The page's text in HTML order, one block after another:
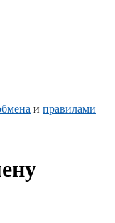
и правилами